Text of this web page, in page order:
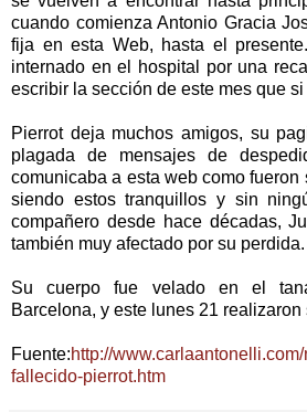
cuando comienza Antonio Gracia
fija en esta Web, hasta el
internado en el hospital por una
escribir la sección de este mes que si
Pierrot deja muchos amigos, su
plagada de mensajes de
comunicaba a esta web como fueron
siendo estos tranquillos y sin
compañero desde hace décadas,
también muy afectado por su perdida.
Su cuerpo fue velado en el
Barcelona, y este lunes 21
Fuente:http://
fallecido-pierrot.htm